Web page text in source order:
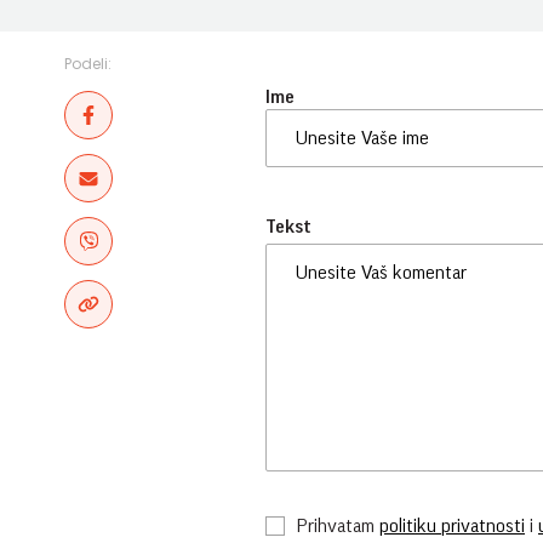
Podeli:
Ime
Tekst
Prihvatam politiku privatnosti i